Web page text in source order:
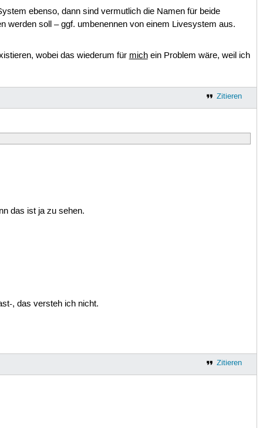
ebenso, dann sind vermutlich die Namen für beide
werden soll – ggf. umbenennen von einem Livesystem aus.
wobei das wiederum für michein Problem wäre, weil ich
Zitieren
das ist ja zu sehen.
, das versteh ich nicht.
Zitieren